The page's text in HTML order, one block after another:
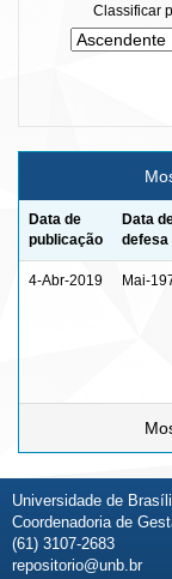
Classificar
Data de
publicação
Data
defesa
4-Abr-2019 Mai-
Universidade de
Coordenadoria de
(61) 3107-2683
repositorio@unb.br